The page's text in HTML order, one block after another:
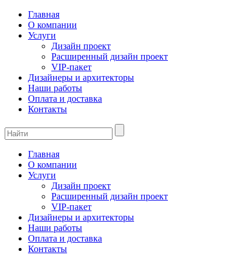
Главная
О компании
Услуги
Дизайн проект
Расширенный дизайн проект
VIP-пакет
Дизайнеры и архитекторы
Наши работы
Оплата и доставка
Контакты
Главная
О компании
Услуги
Дизайн проект
Расширенный дизайн проект
VIP-пакет
Дизайнеры и архитекторы
Наши работы
Оплата и доставка
Контакты